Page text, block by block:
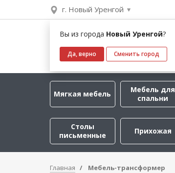
г. Новый Уренгой
Вы из города Новый Уренгой?
Да, верно Сменить город
Мягкая мебель
Мебель для
спальни
Столы
письменные
Прихожая
Главная Мебель-трансформер